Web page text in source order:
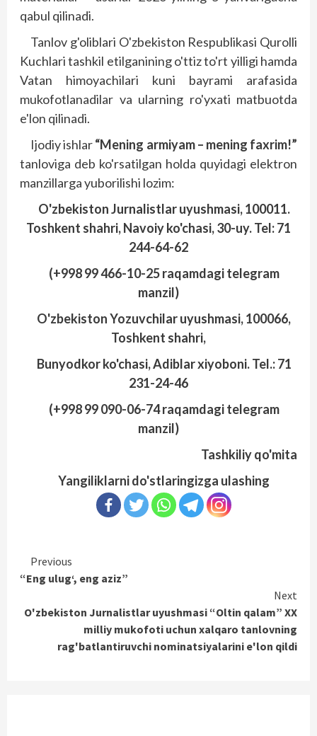
qabul qilinadi.
Tanlov g'oliblari O'zbekiston Respublikasi Qurolli
Kuchlari tashkil etilganining o'ttiz to'rt yilligi hamda
Vatan himoyachilari kuni bayrami arafasida
mukofotlanadilar va ularning ro'yxati matbuotda
e'lon qilinadi.
Ijodiy ishlar“Mening armiyam – mening faxrim!”
tanloviga deb ko'rsatilgan holda quyidagi elektron
manzillarga yuborilishi lozim:
O'zbekiston Jurnalistlar uyushmasi, 100011.
Toshkent shahri, Navoiy ko'chasi, 30-uy. Tel: 71
244-64-62
(+998 99 466-10-25 raqamdagi telegram
manzil)
O'zbekiston Yozuvchilar uyushmasi, 100066,
Toshkent shahri,
Bunyodkor ko'chasi, Adiblar xiyoboni. Tel.: 71
231-24-46
(+998 99 090-06-74 raqamdagi telegram
manzil)
Tashkiliy qo'mita
Yangiliklarni do'stlaringizga ulashing
Continue
Reading
Previous
“Eng ulug‘, eng aziz”
Next
O'zbekiston Jurnalistlar uyushmasi “Oltin qalam” XX
milliy mukofoti uchun xalqaro tanlovning
rag'batlantiruvchi nominatsiyalarini e'lon qildi